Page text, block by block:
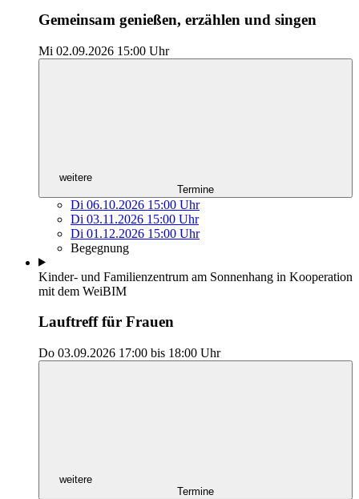
Gemeinsam genießen, erzählen und singen
Mi 02.09.2026 15:00 Uhr
weitere
Termine
Di 06.10.2026 15:00 Uhr
Di 03.11.2026 15:00 Uhr
Di 01.12.2026 15:00 Uhr
Begegnung
Kinder- und Familienzentrum am Sonnenhang in Kooperation
mit dem WeiBIM
Lauftreff für Frauen
Do 03.09.2026 17:00 bis 18:00 Uhr
weitere
Termine